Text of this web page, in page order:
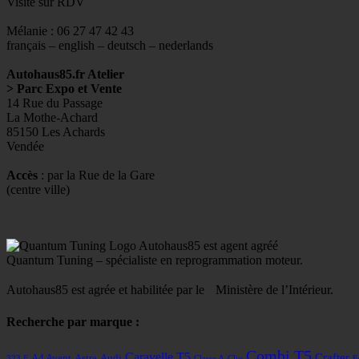
Mélanie : 06 27 47 42 43
français – english – deutsch – nederlands
Autohaus85.fr Atelier
> Parc Expo et Vente
14 Rue du Passage
La Mothe-Achard
85150 Les Achards
Vendée
Accès : par la Rue de la Gare
(centre ville)
Autohaus85 est agent agréé
Quantum Tuning – spécialiste en reprogrammation moteur.
Autohaus85 est agrée et habilitée par le Ministère de l’Intérieur.
Recherche par marque :